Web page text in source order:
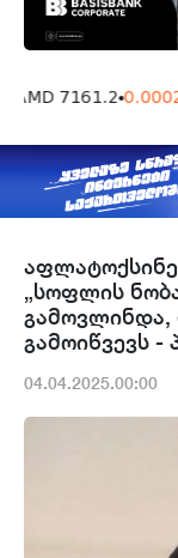
AMD 7161.2 0.0002
„სოფლის
გამოვლინდა,
გამოიწვევს -
04.04.2025.00:00